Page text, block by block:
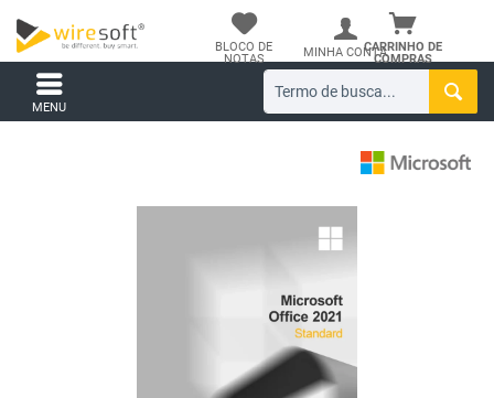
CARRINHO DE
COMPRAS
BLOCO DE
NOTAS
MINHA CONTA
MENU